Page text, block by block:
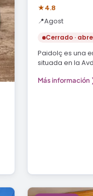
★4.8
📍Agost
Cerrado ·
Paidolç es una
situada en la
Más información